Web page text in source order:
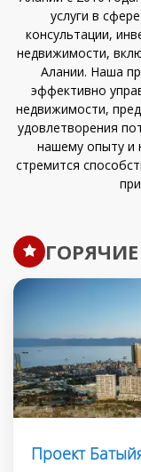
услуги в
консультации,
недвижимости,
Алании. Наша
эффективно
недвижимости,
удовлетворения
нашему опыту и
стремится